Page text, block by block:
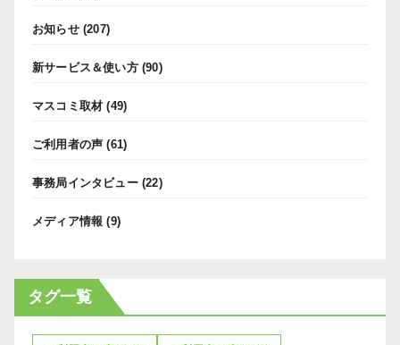
お知らせ(207)
新サービス＆使い方(90)
マスコミ取材 (49)
ご利用者の声 (61)
事務局インタビュー(22)
メディア情報 (9)
タグ一覧